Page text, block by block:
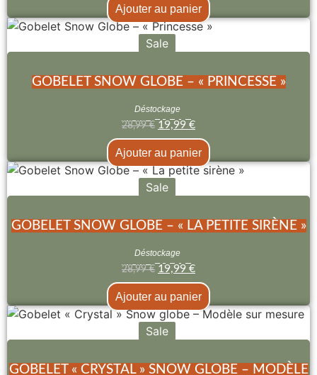
Ajouter au panier
Sale
GOBELET SNOW GLOBE – « PRINCESSE »
Déstockage
28,99€ 19,99 €
Ajouter au panier
Sale
GOBELET SNOW GLOBE – « LA PETITE SIRÈNE »
Déstockage
28,99€ 19,99 €
Ajouter au panier
Sale
GOBELET « CRYSTAL » SNOW GLOBE – MODÈLE